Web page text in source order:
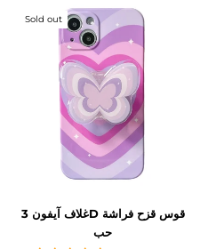
Sold out
غلاف آيفون 3D قوس قزح فراشة
حب